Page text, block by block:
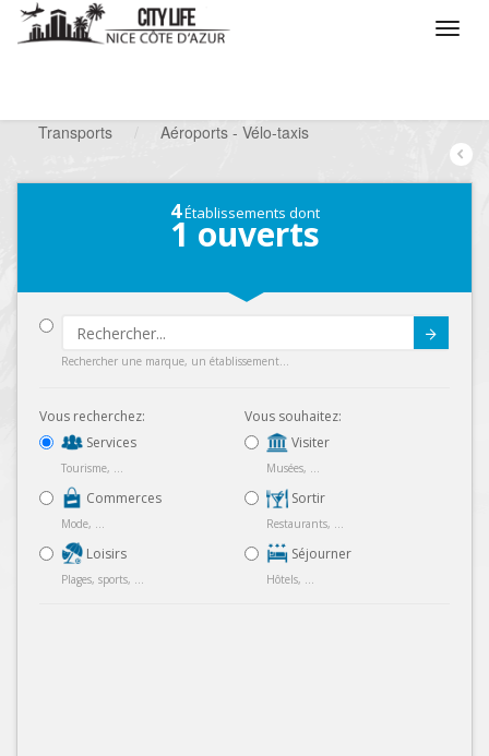
Transports
Aéroports - Vélo-taxis
4Établissements dont
1 ouverts
Rechercher une marque, un établissement...
Vous recherchez:
Services
Tourisme, ...
Commerces
Mode, ...
Loisirs
Plages, sports, ...
Vous souhaitez:
Visiter
Musées, ...
Sortir
Restaurants, ...
Séjourner
Hôtels, ...